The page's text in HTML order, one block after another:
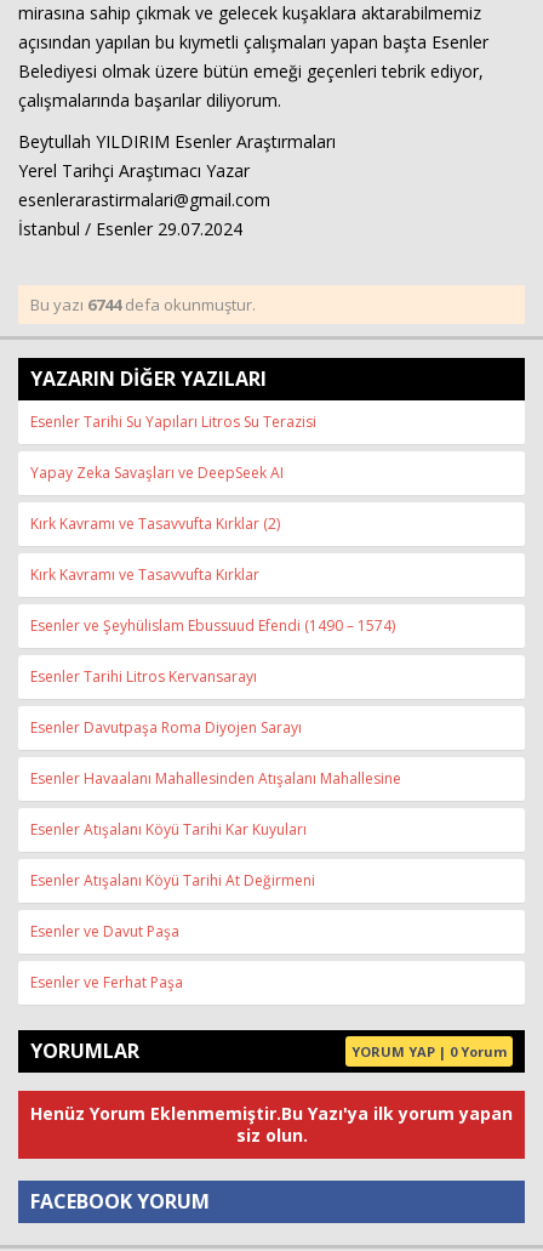
mirasına sahip çıkmak ve gelecek kuşaklara aktarabilmemiz
açısından yapılan bu kıymetli çalışmaları yapan başta Esenler
Belediyesi olmak üzere bütün emeği geçenleri tebrik ediyor,
çalışmalarında başarılar diliyorum.
Beytullah YILDIRIM Esenler Araştırmaları
Yerel Tarihçi Araştımacı Yazar
esenlerarastirmalari@gmail.com
İstanbul / Esenler 29.07.2024
Bu yazı 6744defa okunmuştur.
YAZARIN DİĞER YAZILARI
Esenler Tarihi Su Yapıları Litros Su Terazisi
Yapay Zeka Savaşları ve DeepSeek AI
Kırk Kavramı ve Tasavvufta Kırklar (2)
Kırk Kavramı ve Tasavvufta Kırklar
Esenler ve Şeyhülislam Ebussuud Efendi (1490 – 1574)
Esenler Tarihi Litros Kervansarayı
Esenler Davutpaşa Roma Diyojen Sarayı
Esenler Havaalanı Mahallesinden Atışalanı Mahallesine
Esenler Atışalanı Köyü Tarihi Kar Kuyuları
Esenler Atışalanı Köyü Tarihi At Değirmeni
Esenler ve Davut Paşa
Esenler ve Ferhat Paşa
YORUMLAR YORUM YAP | 0 Yorum
Henüz Yorum Eklenmemiştir.Bu Yazı'ya ilk yorum yapan
siz olun.
FACEBOOK YORUM